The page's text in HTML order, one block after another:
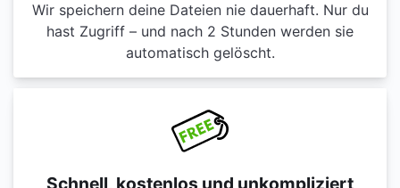
Wir speichern deine Dateien nie dauerhaft. Nur du
hast Zugriff – und nach 2 Stunden werden sie
automatisch gelöscht.
Schnell, kostenlos und unkompliziert